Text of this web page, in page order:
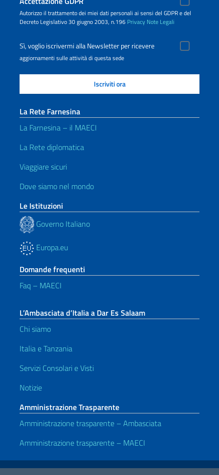
Autorizzo il trattamento dei miei dati personali ai sensi del GDPR e del
Decreto Legislativo 30 giugno 2003, n.196 Privacy Note Legali
Sì, voglio iscrivermi alla Newsletter per ricevere
aggiornamenti sulle attività di questa sede
La Rete Farnesina
La Farnesina – il MAECI
La Rete diplomatica
Viaggiare sicuri
Dove siamo nel mondo
Le Istituzioni
Governo Italiano
Europa.eu
Domande frequenti
Faq – MAECI
L’Ambasciata d’Italia a Dar Es Salaam
Chi siamo
Italia e Tanzania
Servizi Consolari e Visti
Notizie
Amministrazione Trasparente
Amministrazione trasparente – Ambasciata
Amministrazione trasparente – MAECI
Link Utili